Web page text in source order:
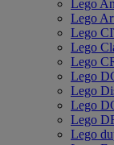
Lego
Lego
Lego
Lego
Lego
Lego
Lego
Lego
Lego
Lego